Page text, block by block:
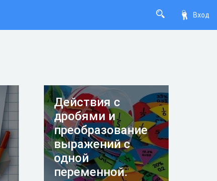
Вход
Действия с
дробями и
преобразование
выражений с
одной
переменной.